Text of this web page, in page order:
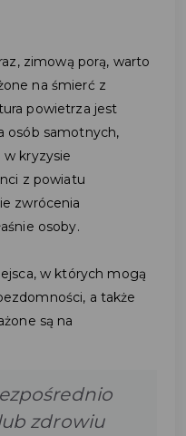
zimową porą, warto
na śmierć z
powietrza jest
osób samotnych,
w kryzysie
z powiatu
zwrócenia
osoby.
w których mogą
a także
są na
zdrowiu